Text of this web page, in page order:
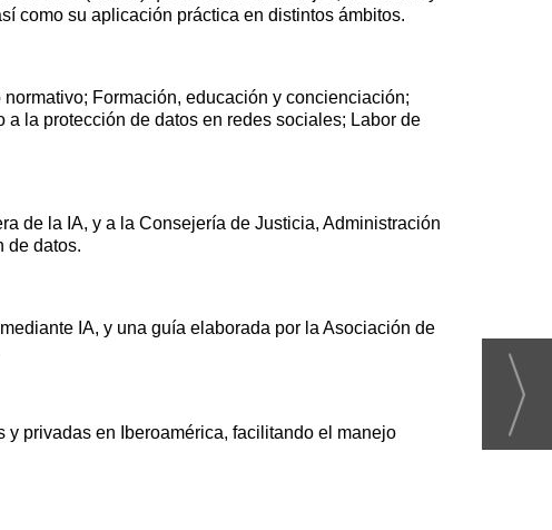
como su aplicación práctica en distintos ámbitos.
Formación, educación y concienciación;
a la protección de datos en redes sociales; Labor de
de la IA, y a la Consejería de Justicia, Administración
de datos.
IA, y una guía elaborada por la Asociación de
privadas en Iberoamérica, facilitando el manejo